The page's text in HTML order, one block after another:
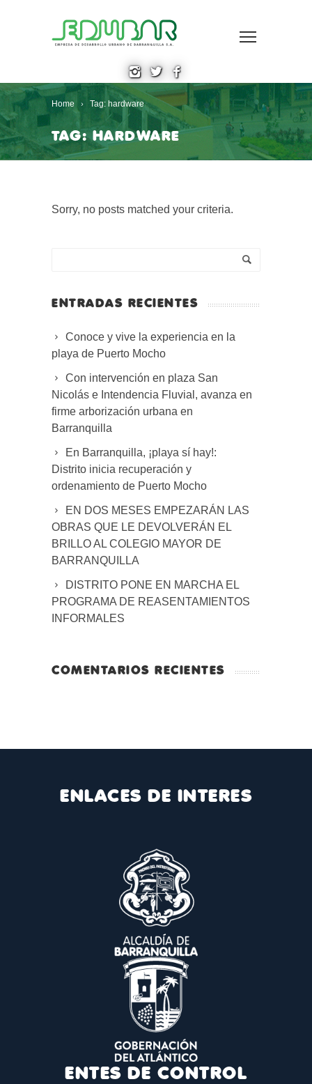
Home Tag: hardware
TAG: HARDWARE
Sorry, no posts matched your criteria.
ENTRADAS RECIENTES
Conoce y vive la experiencia en la
playa de Puerto Mocho
Con intervención en plaza San
Nicolás e Intendencia Fluvial, avanza en
firme arborización urbana en
Barranquilla
En Barranquilla, ¡playa sí hay!:
Distrito inicia recuperación y
ordenamiento de Puerto Mocho
EN DOS MESES EMPEZARÁN LAS
OBRAS QUE LE DEVOLVERÁN EL
BRILLO AL COLEGIO MAYOR DE
BARRANQUILLA
DISTRITO PONE EN MARCHA EL
PROGRAMA DE REASENTAMIENTOS
INFORMALES
COMENTARIOS RECIENTES
ENLACES DE INTERES
ENTES DE CONTROL